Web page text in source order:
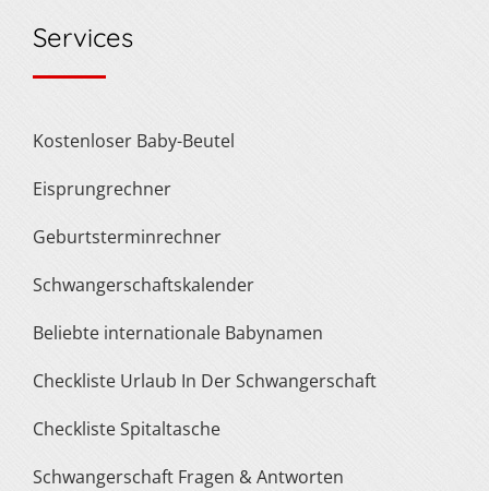
Services
Kostenloser Baby-Beutel
Eisprungrechner
Geburtsterminrechner
Schwangerschaftskalender
Beliebte internationale Babynamen
Checkliste Urlaub In Der Schwangerschaft
Checkliste Spitaltasche
Schwangerschaft Fragen & Antworten